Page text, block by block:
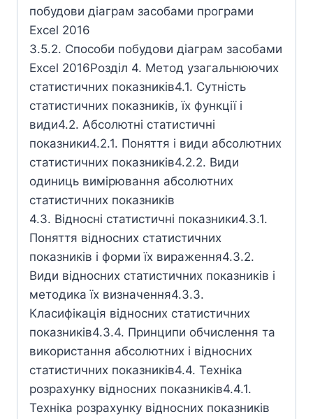
побудови діаграм засобами програми
Excel 2016
3.5.2. Способи побудови діаграм засобами
Excel 2016Розділ 4. Метод узагальнюючих
статистичних показників4.1. Сутність
статистичних показників, їх функції і
види4.2. Абсолютні статистичні
показники4.2.1. Поняття і види абсолютних
статистичних показників4.2.2. Види
одиниць вимірювання абсолютних
статистичних показників
4.3. Відносні статистичні показники4.3.1.
Поняття відносних статистичних
показників і форми їх вираження4.3.2.
Види відносних статистичних показників і
методика їх визначення4.3.3.
Класифікація відносних статистичних
показників4.3.4. Принципи обчислення та
використання абсолютних і відносних
статистичних показників4.4. Техніка
розрахунку відносних показників4.4.1.
Техніка розрахунку відносних показників